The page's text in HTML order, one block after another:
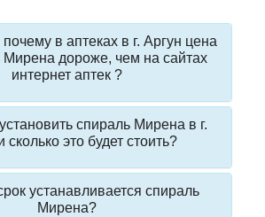
в аптеках в г. Аргун цена
Мирена дороже, чем на сайтах
интернет аптек ?
спираль Мирена в г.
сколько это будет стоить?
устанавливается спираль
Мирена?